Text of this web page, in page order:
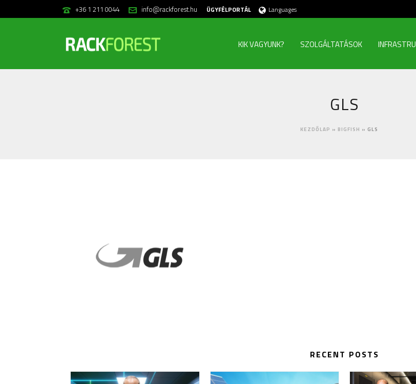
+36 1 211 0044 info@rackforest.hu ÜGYFÉLPORTÁL Languages
KIK VAGYUNK? SZOLGÁLTATÁSOK
GLS
KEZDŐLAP » BIGFISH » GLS
RECENT POSTS